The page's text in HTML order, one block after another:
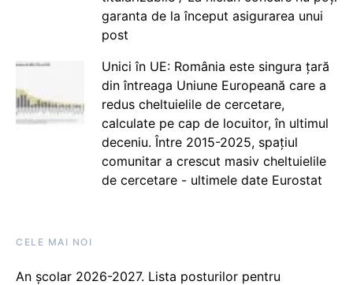
garanta de la început asigurarea unui
post
Unici în UE: România este singura țară
din întreaga Uniune Europeană care a
redus cheltuielile de cercetare,
calculate pe cap de locuitor, în ultimul
deceniu. Între 2015-2025, spațiul
comunitar a crescut masiv cheltuielile
de cercetare - ultimele date Eurostat
CELE MAI NOI
An școlar 2026-2027. Lista posturilor pentru